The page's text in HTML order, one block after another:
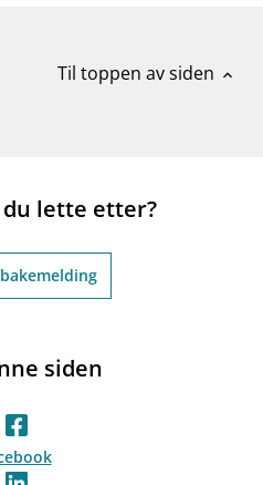
Til toppen av siden expand_less
lette etter?
siden